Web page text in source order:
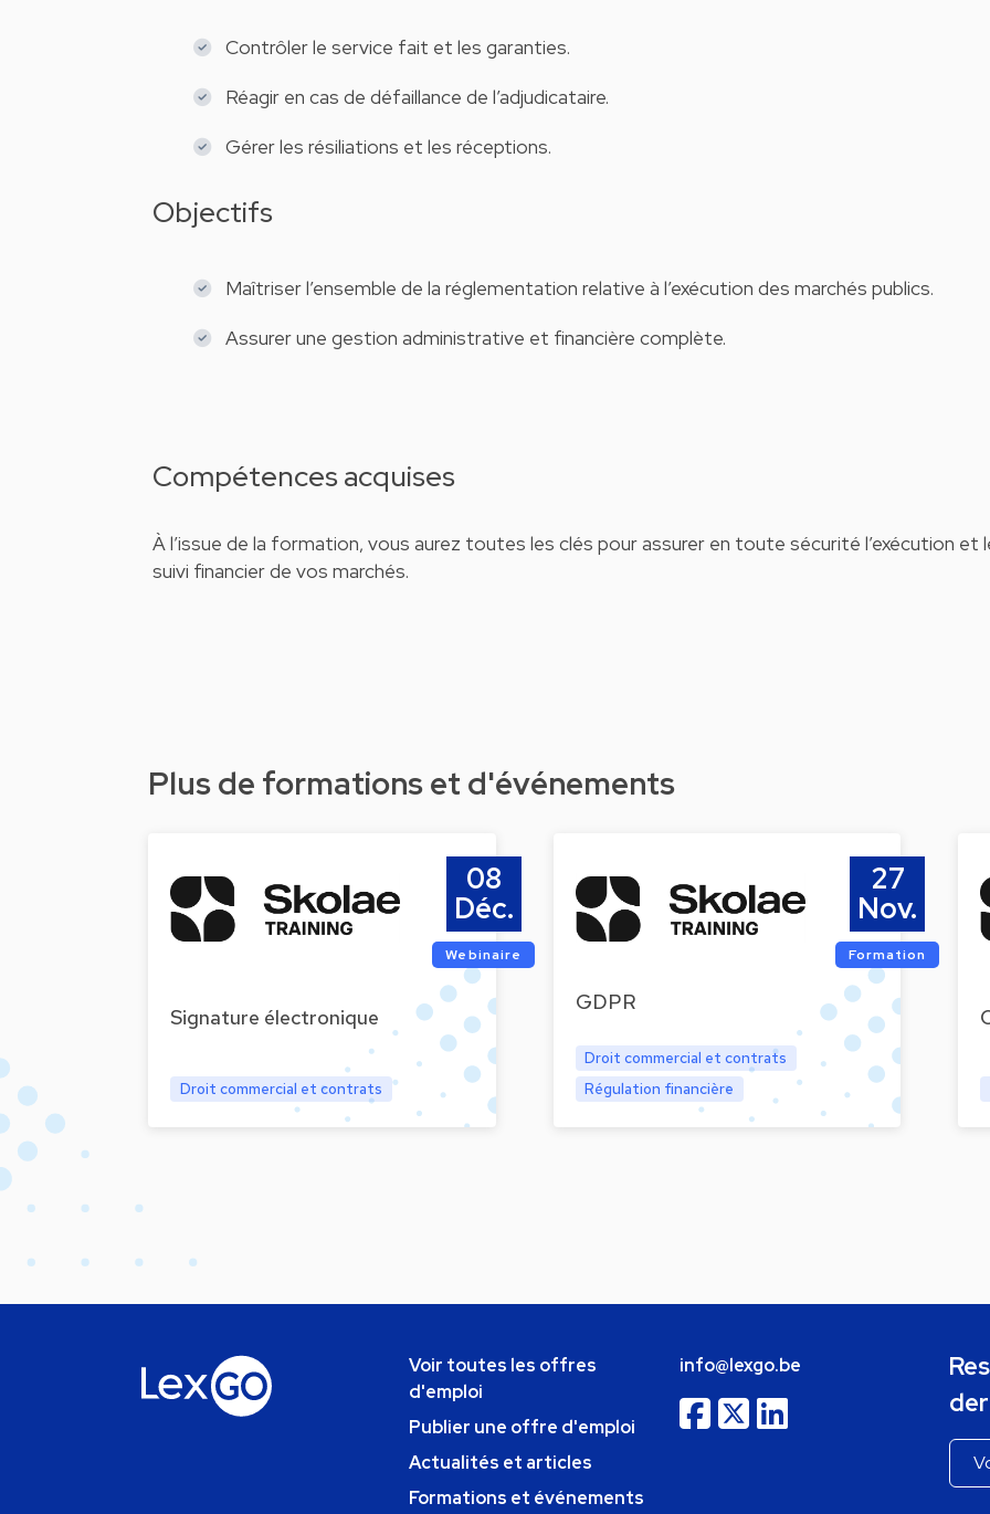
Contrôler le service fait et les garanties.
Réagir en cas de défaillance de l’adjudicataire.
Gérer les résiliations et les réceptions.
Objectifs
Maîtriser l’ensemble de la réglementation relative à l’exécution des marchés publics.
Assurer une gestion administrative et financière complète.
Compétences acquises
À l’issue de la formation, vous aurez toutes les clés pour assurer en toute sécurité l’exécution et
suivi financier de vos marchés.
Plus de formations et d'événements
Signature électronique
Droit commercial et contrats
08
Déc.
Webinaire
GDPR
Droit commercial et contrats
Régulation financière
27
Nov.
Formation
Voir toutes les offres
d'emploi
Publier une offre d'emploi
Actualités et articles
Formations et événements
info@lexgo.be